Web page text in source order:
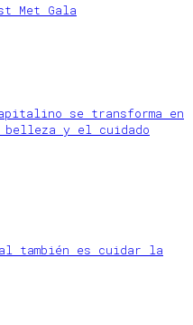
Met Gala
se transforma en
y el cuidado
también es cuidar la